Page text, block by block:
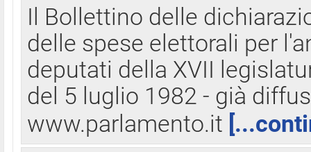
Il Bollettino delle
delle spese elettorali per
deputati della XVII
del 5 luglio 1982 - già
www.parlamento.it